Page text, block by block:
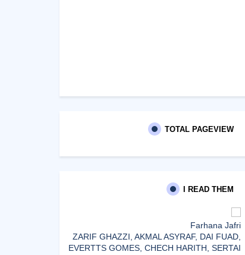
TOTAL PAGEVIEW
I READ THEM
Farhana Jafri
ZARIF GHAZZI, AKMAL ASYRAF, DAI FUAD,
EVERTTS GOMES, CHECH HARITH, SERTAI